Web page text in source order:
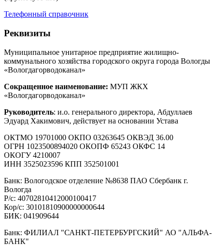
Телефонный справочник
Реквизиты
Муниципальное унитарное предприятие жилищно-
коммунального хозяйства городского округа города Вологды
«Вологдагорводоканал»
Сокращенное наименование: МУП ЖКХ
«Вологдагорводоканал»
Руководитель: и.о. генерального директора, Абдуллаев
Эдуард Хакимович, действует на основании Устава
ОКТМО 19701000 ОКПО 03263645 ОКВЭД 36.00
ОГРН 1023500894020 ОКОПФ 65243 ОКФС 14
ОКОГУ 4210007
ИНН 3525023596 КПП 352501001
Банк: Вологодское отделение №8638 ПАО Сбербанк г.
Вологда
Р/с: 40702810412000100417
Кор/с: 30101810900000000644
БИК: 041909644
Банк: ФИЛИАЛ "САНКТ-ПЕТЕРБУРГСКИЙ" АО "АЛЬФА-
БАНК"